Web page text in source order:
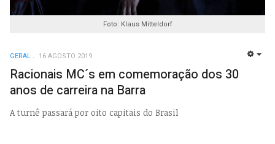
Foto: Klaus Mitteldorf
GERAL 16 AGOSTO 2019
Racionais MC´s em comemoração dos 30
anos de carreira na Barra
A turnê passará por oito capitais do Brasil